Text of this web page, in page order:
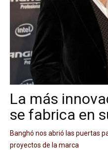
La más
se fabrica en
Banghó nos abrió las puertas
proyectos de la marca